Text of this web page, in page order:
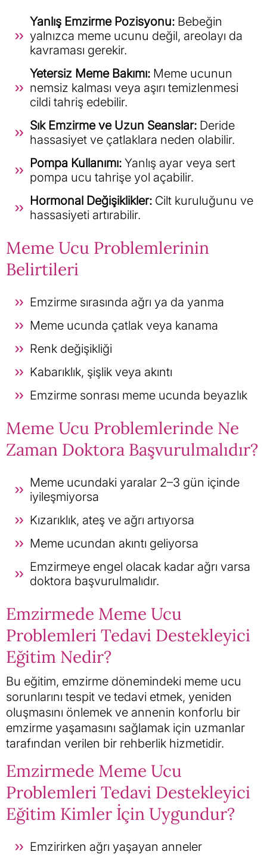
Yanlış Emzirme Pozisyonu: Bebeğin
yalnızca meme ucunu değil, areolayı da
kavraması gerekir.
Yetersiz Meme Bakımı: Meme ucunun
nemsiz kalması veya aşırı temizlenmesi
cildi tahriş edebilir.
Sık Emzirme ve Uzun Seanslar: Deride
hassasiyet ve çatlaklara neden olabilir.
Pompa Kullanımı: Yanlış ayar veya sert
pompa ucu tahrişe yol açabilir.
Hormonal Değişiklikler: Cilt kuruluğunu ve
hassasiyeti artırabilir.
Meme Ucu Problemlerinin
Belirtileri
Emzirme sırasında ağrı ya da yanma
Meme ucunda çatlak veya kanama
Renk değişikliği
Kabarıklık, şişlik veya akıntı
Emzirme sonrası meme ucunda beyazlık
Meme Ucu Problemlerinde Ne
Zaman Doktora Başvurulmalıdır?
Meme ucundaki yaralar 2–3 gün içinde
iyileşmiyorsa
Kızarıklık, ateş ve ağrı artıyorsa
Meme ucundan akıntı geliyorsa
Emzirmeye engel olacak kadar ağrı varsa
doktora başvurulmalıdır.
Emzirmede Meme Ucu
Problemleri Tedavi Destekleyici
Eğitim Nedir?
Bu eğitim, emzirme dönemindeki meme ucu
sorunlarını tespit ve tedavi etmek, yeniden
oluşmasını önlemek ve annenin konforlu bir
emzirme yaşamasını sağlamak için uzmanlar
tarafından verilen bir rehberlik hizmetidir.
Emzirmede Meme Ucu
Problemleri Tedavi Destekleyici
Eğitim Kimler İçin Uygundur?
Emzirirken ağrı yaşayan anneler